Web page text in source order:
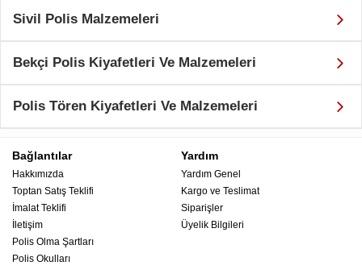
Sivil Polis Malzemeleri
Bekçi Polis Kiyafetleri Ve Malzemeleri
Polis Tören Kiyafetleri Ve Malzemeleri
Bağlantılar
Hakkımızda
Toptan Satış Teklifi
İmalat Teklifi
İletişim
Polis Olma Şartları
Polis Okulları
Yardım
Yardım Genel
Kargo ve Teslimat
Siparişler
Üyelik Bilgileri